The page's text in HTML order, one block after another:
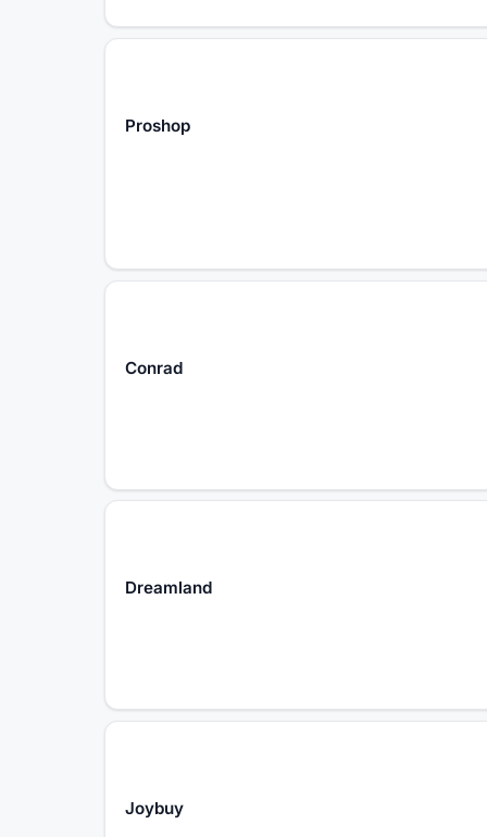
Proshop
Conrad
Dreamland
Joybuy